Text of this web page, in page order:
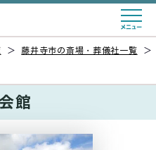
＞ 藤井寺市の斎場・葬儀社一覧
＞
館